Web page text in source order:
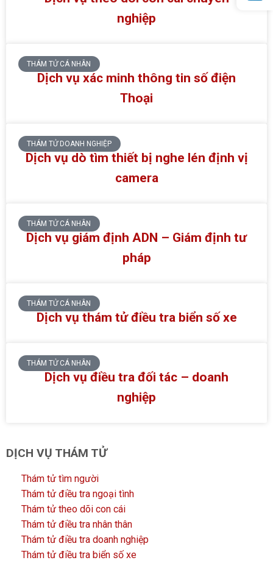
nghiệp
THÁM TỬ CÁ NHÂN
Dịch vụ xác minh thông tin số điện
Thoại
THÁM TỬ DOANH NGHIỆP
Dịch vụ dò tìm thiết bị nghe lén định vị
camera
THÁM TỬ CÁ NHÂN
Dịch vụ giám định ADN – Giám định tư
pháp
THÁM TỬ CÁ NHÂN
Dịch vụ thám tử điều tra biển số xe
THÁM TỬ CÁ NHÂN
Dịch vụ điều tra đối tác – doanh
nghiệp
DỊCH VỤ THÁM TỬ
Thám tử tìm người
Thám tử điều tra ngoại tình
Thám tử theo dõi con cái
Thám tử điều tra nhân thân
Thám tử điều tra doanh nghiệp
Thám tử điều tra biển số xe